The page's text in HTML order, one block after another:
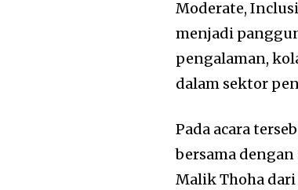
Moderate,
menjadi
pengalaman,
dalam sektor
Pada acara
bersama
Malik Thoha dari